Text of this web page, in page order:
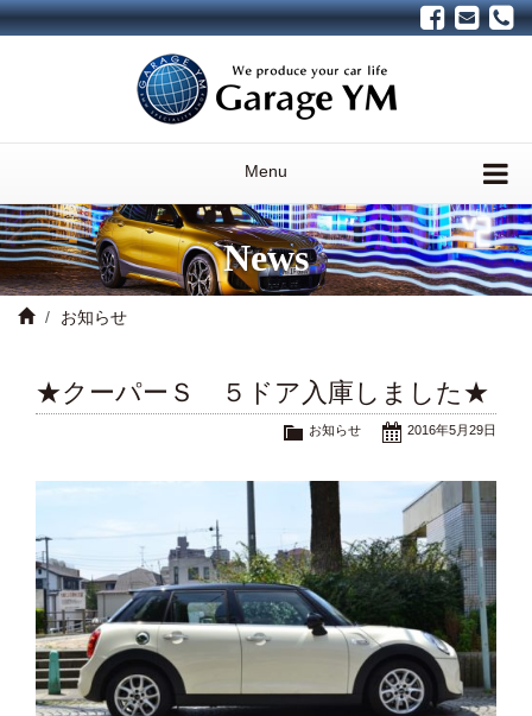
Menu
News
お知らせ
★クーパーＳ ５ドア入庫しました★
2016年5月29日
お知らせ